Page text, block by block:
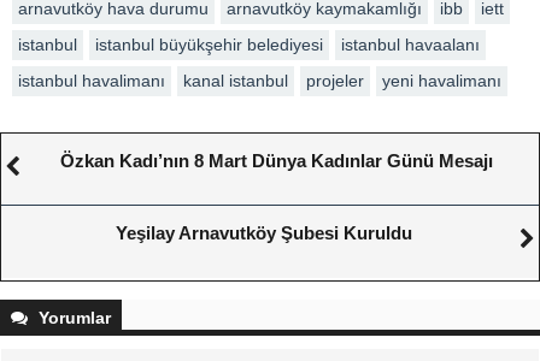
arnavutköy hava durumu
arnavutköy kaymakamlığı ibb
iett
istanbul
istanbul büyükşehir belediyesi
istanbul havaalanı
istanbul havalimanı
kanal istanbul projeler yeni havalimanı
Özkan Kadı’nın 8 Mart Dünya Kadınlar Günü Mesajı
Yeşilay Arnavutköy Şubesi Kuruldu
Yorumlar